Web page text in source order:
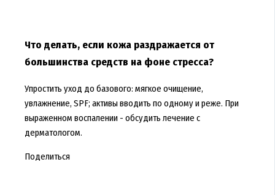
Что делать, если кожа раздражается от
большинства средств на фоне стресса?
Упростить уход до базового: мягкое очищение,
увлажнение, SPF; активы вводить по одному и реже. При
выраженном воспалении - обсудить лечение с
дерматологом.
Поделиться